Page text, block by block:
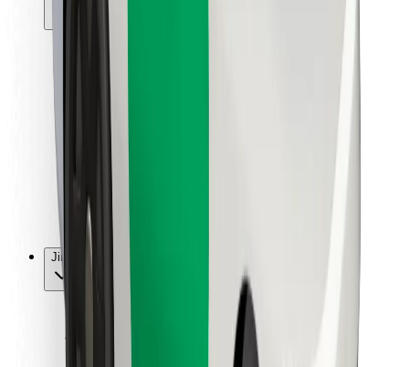
Pro cestující
Pro řidiče
Bolt Food
Pro flotilové partnery
Pro restaurace
Bolt for Business
Jiné
Partneři